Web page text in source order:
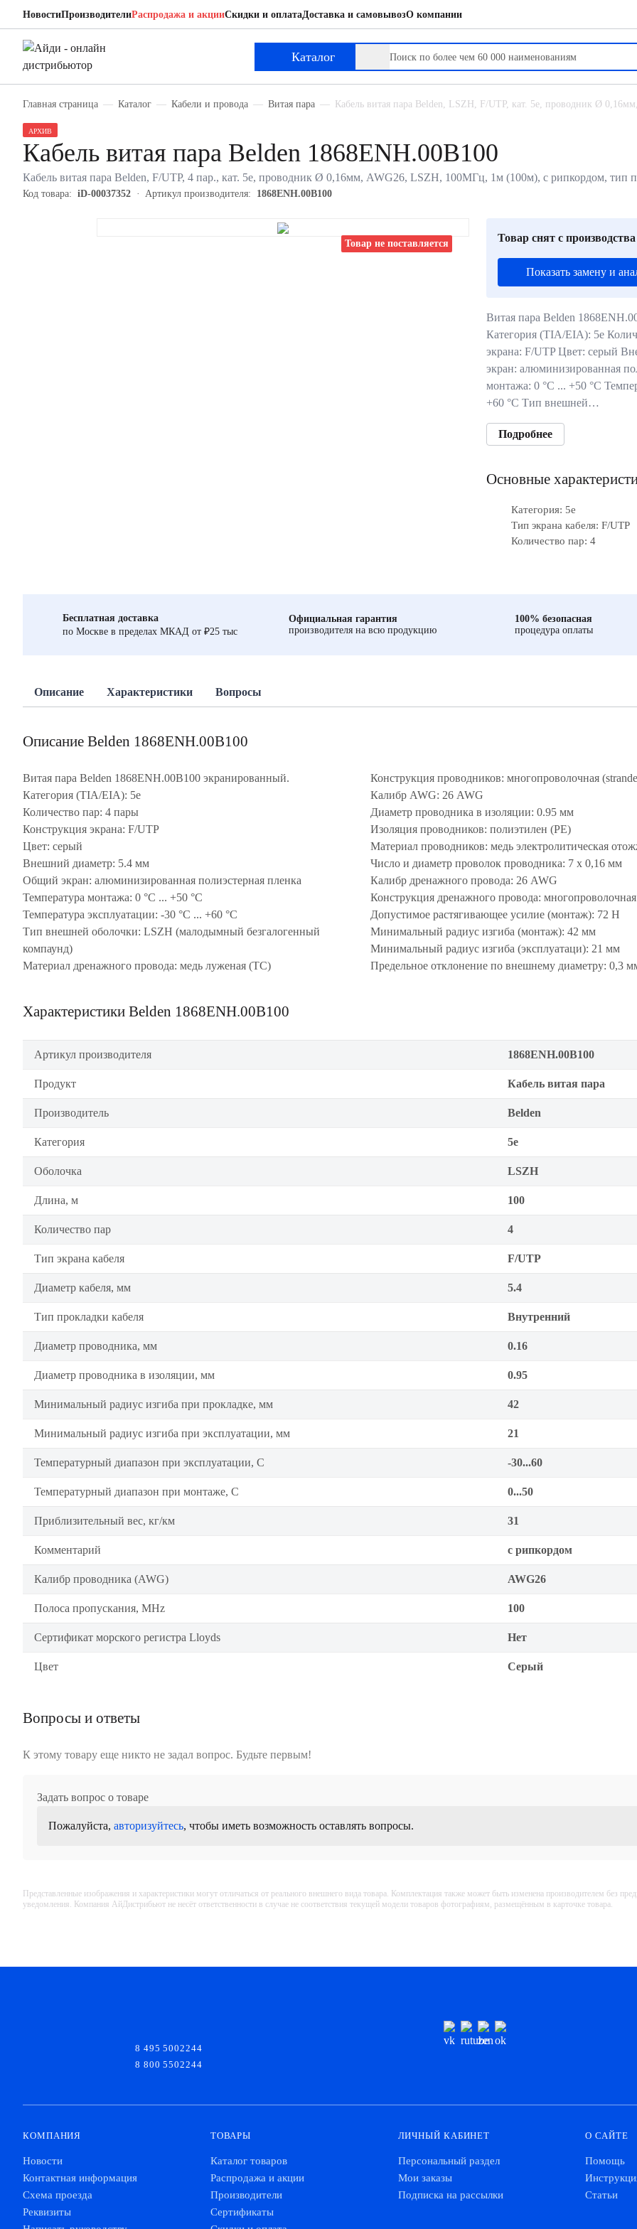
НовостиПроизводителиРаспродажа и акцииСкидки и оплатаДоставка и самовывозО компании
Каталог
Главная страница Каталог Кабели и провода Витая пара Кабель витая пара Belden, LSZH, F/UTP, кат. 5е, проводник Ø
Товар не поставляется
АРХИВ
Кабель витая пара Belden 1868ENH.00B100
Кабель витая пара Belden, F/UTP, 4 пар., кат. 5е, проводник Ø 0,16мм, AWG26, LSZH, 100МГц, 1м (100м), с рипкордом, тип
Код товара: iD-00037352 Артикул производителя: 1868ENH.00B100
Товар снят с
Показать замену и
Витая пара Belden
Категория (TIA/EIA): 5e
экрана: F/UTP Цвет: серый
экран: алюминизированная
монтажа: 0 °С ... +50 °С
+60 °C Тип внешней…
Подробнее
Основные
Категория: 5е
Тип экрана кабеля: F/UTP
Количество пар: 4
Бесплатная доставка
по Москве в пределах МКАД от ₽25 тыс
Официальная гарантия
производителя на всю продукцию
100% безопасная
процедура оплаты
Описание Характеристики Вопросы
Описание Belden 1868ENH.00B100
Витая пара Belden 1868ENH.00B100 экранированный.
Категория (TIA/EIA): 5e
Количество пар: 4 пары
Конструкция экрана: F/UTP
Цвет: серый
Внешний диаметр: 5.4 мм
Общий экран: алюминизированная полиэстерная пленка
Температура монтажа: 0 °С ... +50 °С
Температура эксплуатации: -30 °C ... +60 °C
Тип внешней оболочки: LSZH (малодымный безгалогенный
компаунд)
Материал дренажного провода: медь луженая (TC)
Конструкция проводников: многопроволочная
Калибр AWG: 26 AWG
Диаметр проводника в изоляции: 0.95 мм
Изоляция проводников: полиэтилен (PE)
Материал проводников: медь электролитическая
Число и диаметр проволок проводника: 7 х 0,16 мм
Калибр дренажного провода: 26 AWG
Конструкция дренажного провода:
Допустимое растягивающее усилие (монтаж): 72 Н
Минимальный радиус изгиба (монтаж): 42 мм
Минимальный радиус изгиба (эксплуатаци): 21 мм
Предельное отклонение по внешнему диаметру: 0,3
Характеристики Belden 1868ENH.00B100
Артикул производителя 1868ENH.00B100
Продукт Кабель витая пара
Производитель Belden
Категория 5е
Оболочка LSZH
Длина, м 100
Количество пар 4
Тип экрана кабеля F/UTP
Диаметр кабеля, мм 5.4
Тип прокладки кабеля Внутренний
Диаметр проводника, мм 0.16
Диаметр проводника в изоляции, мм 0.95
Минимальный радиус изгиба при прокладке, мм 42
Минимальный радиус изгиба при эксплуатации, мм 21
Температурный диапазон при эксплуатации, C -30...60
Температурный диапазон при монтаже, C 0...50
Приблизительный вес, кг/км 31
Комментарий с рипкордом
Калибр проводника (AWG) AWG26
Полоса пропускания, MHz 100
Сертификат морского регистра Lloyds Нет
Цвет Серый
Вопросы и ответы
К этому товару еще никто не задал вопрос. Будьте первым!
Задать вопрос о товаре
Пожалуйста, авторизуйтесь, чтобы иметь возможность оставлять вопросы.
Представленные изображения и характеристики могут отличаться от реального внешнего вида товара. Комплектация также может быть изменена производителем без
уведомления. Компания АйДистрибьют не несёт ответственности в случае не соответствия текущей модели товаров фотографиям, размещённым в карточке товара.
Belden 1868ENH.00B100
Кабель витая пара
8 495 5002244
8 800 5502244
КОМПАНИЯ
Новости
Контактная информация
Схема проезда
Реквизиты
ТОВАРЫ
Каталог товаров
Распродажа и акции
Производители
Сертификаты
ЛИЧНЫЙ КАБИНЕТ
Персональный раздел
Мои заказы
Подписка на рассылки
О САЙТЕ
Помощь
Статьи